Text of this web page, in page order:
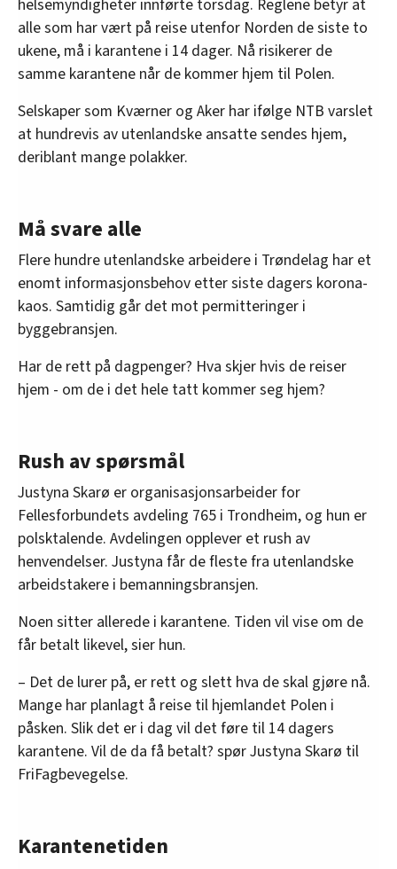
helsemyndigheter innførte torsdag. Reglene betyr at
alle som har vært på reise utenfor Norden de siste to
ukene, må i karantene i 14 dager. Nå risikerer de
samme karantene når de kommer hjem til Polen.
Selskaper som Kværner og Aker har ifølge NTB varslet
at hundrevis av utenlandske ansatte sendes hjem,
deriblant mange polakker.
Må svare alle
Flere hundre utenlandske arbeidere i Trøndelag har et
enomt informasjonsbehov etter siste dagers korona-
kaos. Samtidig går det mot permitteringer i
byggebransjen.
Har de rett på dagpenger? Hva skjer hvis de reiser
hjem - om de i det hele tatt kommer seg hjem?
Rush av spørsmål
Justyna Skarø er organisasjonsarbeider for
Fellesforbundets avdeling 765 i Trondheim, og hun er
polsktalende. Avdelingen opplever et rush av
henvendelser. Justyna får de fleste fra utenlandske
arbeidstakere i bemanningsbransjen.
Noen sitter allerede i karantene. Tiden vil vise om de
får betalt likevel, sier hun.
– Det de lurer på, er rett og slett hva de skal gjøre nå.
Mange har planlagt å reise til hjemlandet Polen i
påsken. Slik det er i dag vil det føre til 14 dagers
karantene. Vil de da få betalt? spør Justyna Skarø til
FriFagbevegelse.
Karantenetiden